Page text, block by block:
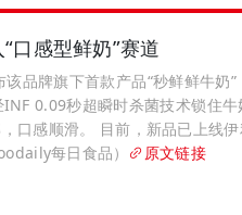
口感型鲜奶”赛道
品牌旗下首款产品“秒鲜鲜牛奶
0.09秒超瞬时杀菌技术锁住
感顺滑。 目前，新品已上线
每日食品）
原文链接